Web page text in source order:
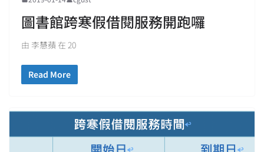
圖書館跨寒假借閱服務開跑囉
由 李慧蘋 在 20
Read More